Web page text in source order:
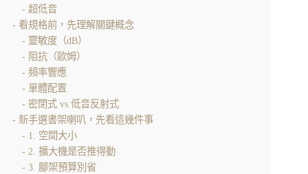
超低音
看規格前，先理解關鍵概念
靈敏度（dB）
阻抗（歐姆）
頻率響應
單體配置
密閉式 vs 低音反射式
新手選書架喇叭，先看這幾件事
1. 空間大小
2. 擴大機是否推得動
3. 腳架預算別省